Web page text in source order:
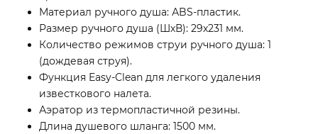
Материал ручного душа: АBS-пластик.
Размер ручного душа (ШхВ): 29х231 мм.
Количество режимов струи ручного душа: 1
(дождевая струя).
Функция Easy-Clean для легкого удаления
известкового налета.
Аэратор из термопластичной резины.
Длина душевого шланга: 1500 мм.